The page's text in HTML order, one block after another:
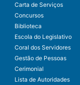
Carta de Serviços
Concursos
Biblioteca
Escola do Legislativo
Coral dos Servidores
Gestão de Pessoas
Cerimonial
Lista de Autoridades